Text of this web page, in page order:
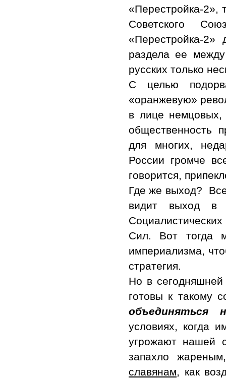
«Перестройка-2»,
Советского
«Перестройка-2»
раздела ее
русских только
С целью
«оранжевую»
в лице
общественность
для многих,
России громче
говорится,
Где же выход?
видит выход в
Сил. Вот тогда
империализма,
стратегия.
Но в
готовы к такому
условиях, когда
угрожают нашей
запахло
славянам, как